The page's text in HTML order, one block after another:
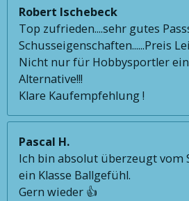
Robert Ischebeck
Top zufrieden....sehr gutes
Schusseigenschaften......Preis
Nicht nur für Hobbysportler
Alternative!!!
Klare Kaufempfehlung !
Pascal H.
Ich bin absolut überzeugt vom
ein Klasse Ballgefühl.
Gern wieder 👍